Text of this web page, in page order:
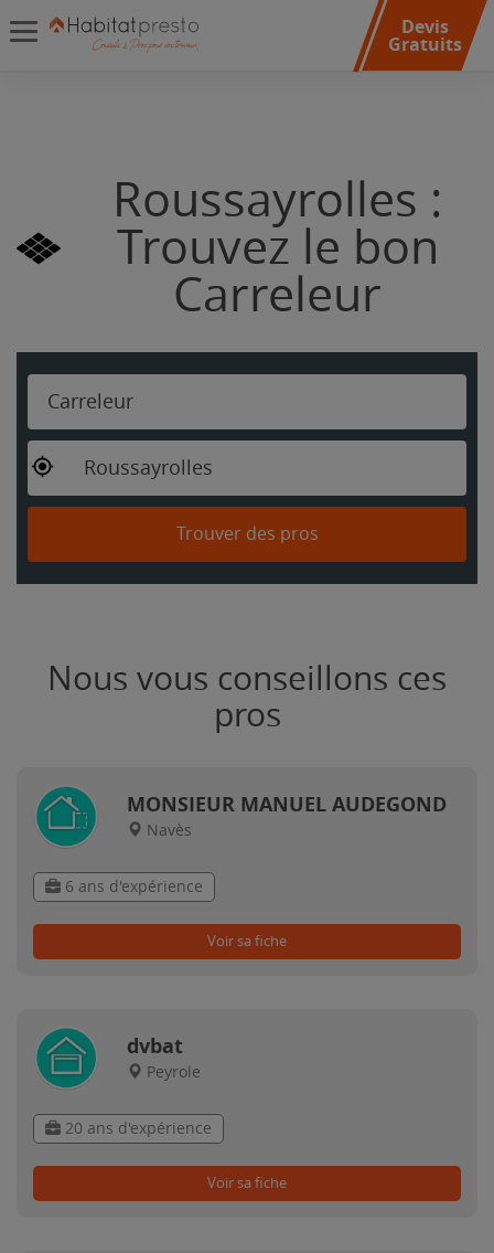
Devis
Gratuits
Roussayrolles :
Trouvez le bon
Carreleur
Carreleur
Roussayrolles
Trouver des pros
Nous vous conseillons ces
pros
MONSIEUR MANUEL AUDEGOND
Navès
6 ans d'expérience
Voir sa fiche
dvbat
Peyrole
20 ans d'expérience
Voir sa fiche